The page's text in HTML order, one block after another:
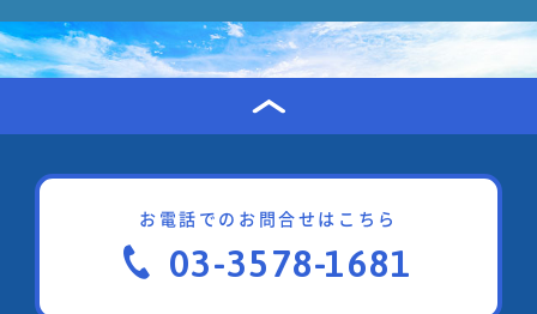
お電話でのお問合せはこちら
03-3578-1681